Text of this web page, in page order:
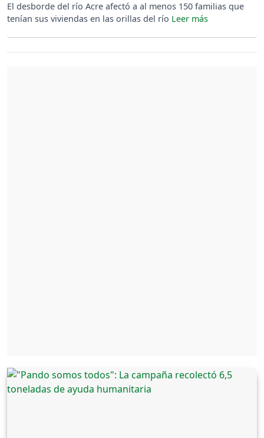
El desborde del río Acre afectó a al menos 150 familias que
tenían sus viviendas en las orillas del río